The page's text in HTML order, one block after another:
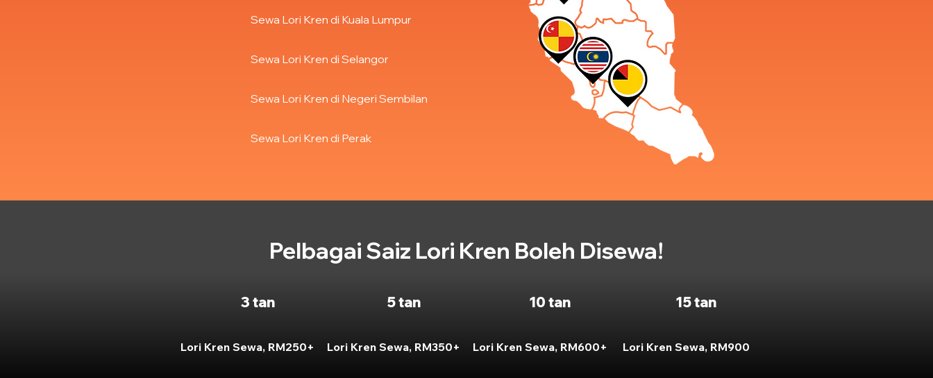
Sewa Lori Kren di Kuala Lumpur
Sewa Lori Kren di Selangor
Sewa Lori Kren di Negeri Sembilan
Sewa Lori Kren di Perak
Pelbagai Saiz Lori Kren Boleh Disewa!
3 tan
Lori Kren Sewa, RM250+
5 tan
Lori Kren Sewa, RM350+
10 tan
Lori Kren Sewa, RM600+
15 tan
Lori Kren Sewa, RM900